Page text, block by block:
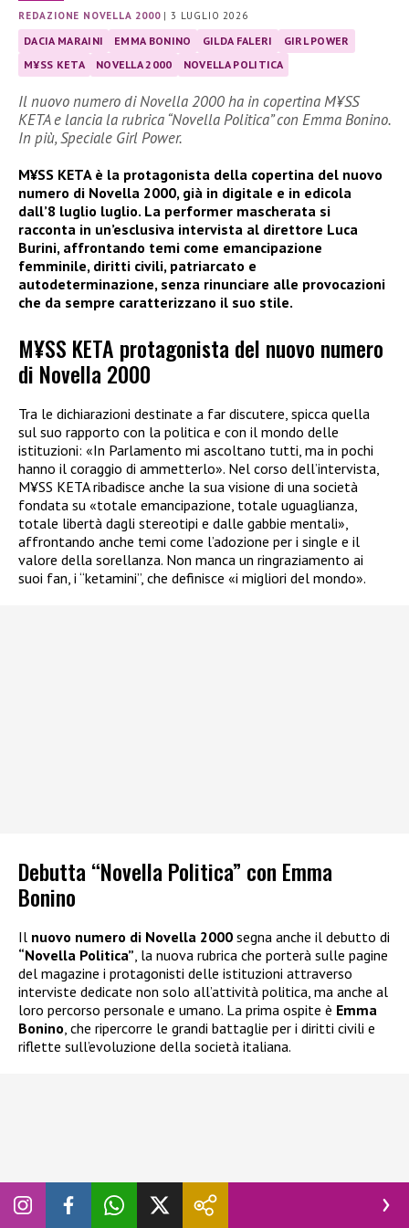
REDAZIONE NOVELLA 2000|3 LUGLIO 2026
DACIA MARAINI EMMA BONINO GILDA FALERI
GIRL POWER
M¥SS KETA
NOVELLA 2000 NOVELLA POLITICA
Il nuovo numero di Novella 2000 ha in copertina M¥SS
KETA e lancia la rubrica “Novella Politica” con Emma Bonino.
In più, Speciale Girl Power.
M¥SS KETA è la protagonista della copertina del nuovo
numero di Novella 2000, già in digitale e in edicola
dall’8 luglio luglio. La performer mascherata si
racconta in un’esclusiva intervista al direttore Luca
Burini, affrontando temi come emancipazione
femminile, diritti civili, patriarcato e
autodeterminazione, senza rinunciare alle provocazioni
che da sempre caratterizzano il suo stile.
M¥SS KETA protagonista del nuovo numero
di Novella 2000
Tra le dichiarazioni destinate a far discutere, spicca quella
sul suo rapporto con la politica e con il mondo delle
istituzioni: «In Parlamento mi ascoltano tutti, ma in pochi
hanno il coraggio di ammetterlo». Nel corso dell’intervista,
M¥SS KETA ribadisce anche la sua visione di una società
fondata su «totale emancipazione, totale uguaglianza,
totale libertà dagli stereotipi e dalle gabbie mentali»,
affrontando anche temi come l’adozione per i single e il
valore della sorellanza. Non manca un ringraziamento ai
suoi fan, i “ketamini”, che definisce «i migliori del mondo».
Debutta “Novella Politica” con Emma
Bonino
Il nuovo numero di Novella 2000 segna anche il debutto di
“Novella Politica” , la nuova rubrica che porterà sulle pagine
del magazine i protagonisti delle istituzioni attraverso
interviste dedicate non solo all’attività politica, ma anche al
loro percorso personale e umano. La prima ospite è Emma
Bonino , che ripercorre le grandi battaglie per i diritti civili e
riflette sull’evoluzione della società italiana.